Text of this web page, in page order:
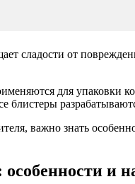
сладости от
для упаковки
важно знать
и